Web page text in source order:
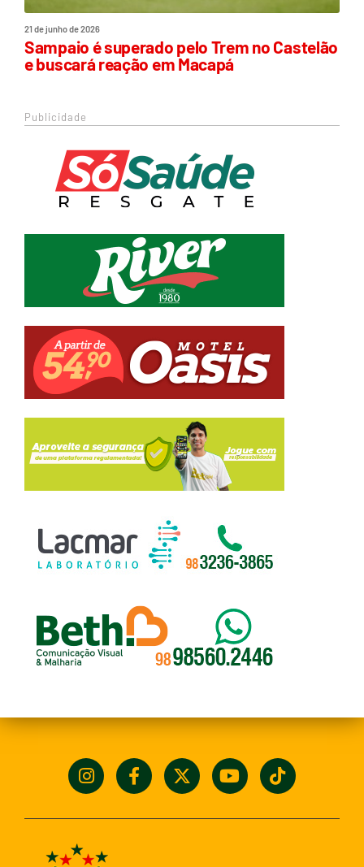
21 de junho de 2026
Sampaio é superado pelo Trem no Castelão
e buscará reação em Macapá
Publicidade